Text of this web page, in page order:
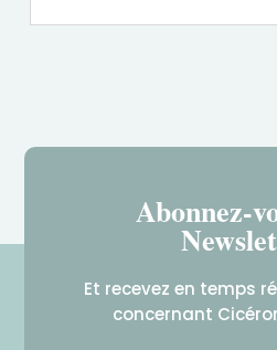
Abonnez-
Et recevez en temps
concernant